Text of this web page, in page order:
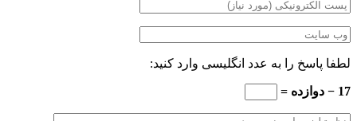
لطفا پاسخ را به عدد انگلیسی وارد کنید:
17 − دوازده =